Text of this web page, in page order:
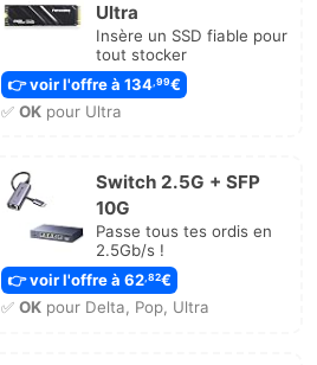
Ultra
Insère un SSD fiable pour
tout stocker
👉 voir l'offre à 134 ,99€
✅ OKpour Ultra
Switch 2.5G + SFP
10G
Passe tous tes ordis en
2.5Gb/s !
👉 voir l'offre à 62,82€
✅ OKpour Delta, Pop, Ultra